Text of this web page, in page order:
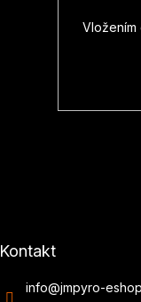
Vložením
Kontakt
info@jmpyro-